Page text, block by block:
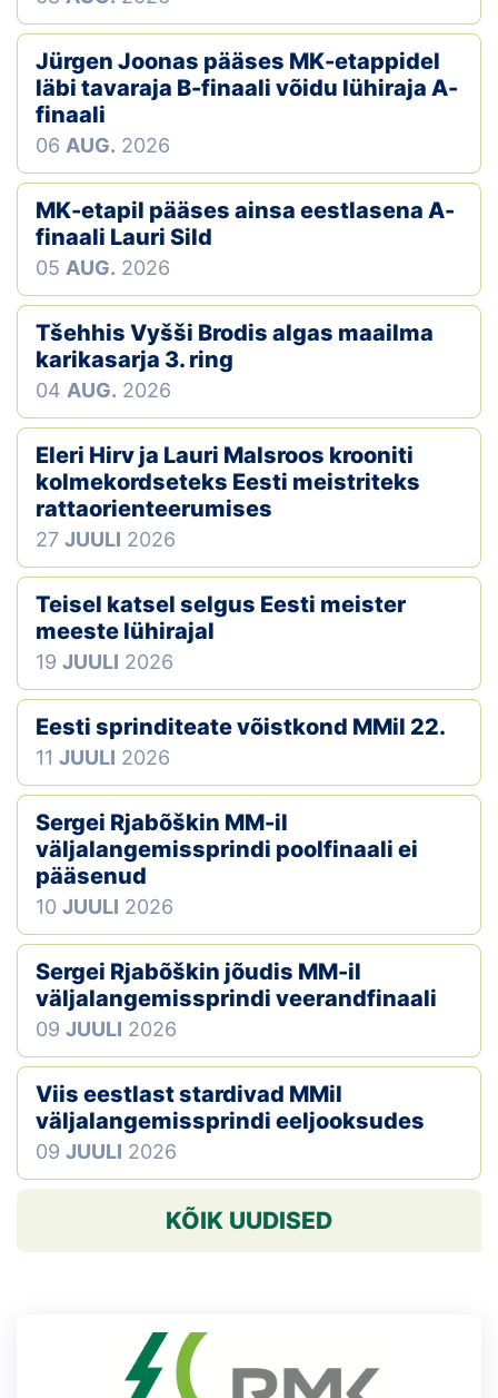
Jürgen Joonas pääses MK-etappidel
läbi tavaraja B-finaali võidu lühiraja A-
finaali
06 AUG. 2026
MK-etapil pääses ainsa eestlasena A-
finaali Lauri Sild
05 AUG. 2026
Tšehhis Vyšši Brodis algas maailma
karikasarja 3. ring
04 AUG. 2026
Eleri Hirv ja Lauri Malsroos krooniti
kolmekordseteks Eesti meistriteks
rattaorienteerumises
27 JUULI 2026
Teisel katsel selgus Eesti meister
meeste lühirajal
19 JUULI 2026
Eesti sprinditeate võistkond MMil 22.
11 JUULI 2026
Sergei Rjabõškin MM-il
väljalangemissprindi poolfinaali ei
pääsenud
10 JUULI 2026
Sergei Rjabõškin jõudis MM-il
väljalangemissprindi veerandfinaali
09 JUULI 2026
Viis eestlast stardivad MMil
väljalangemissprindi eeljooksudes
09 JUULI 2026
KÕIK UUDISED